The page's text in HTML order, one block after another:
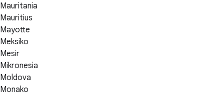
Mauritania
Mauritius
Mayotte
Meksiko
Mesir
Mikronesia
Moldova
Monako